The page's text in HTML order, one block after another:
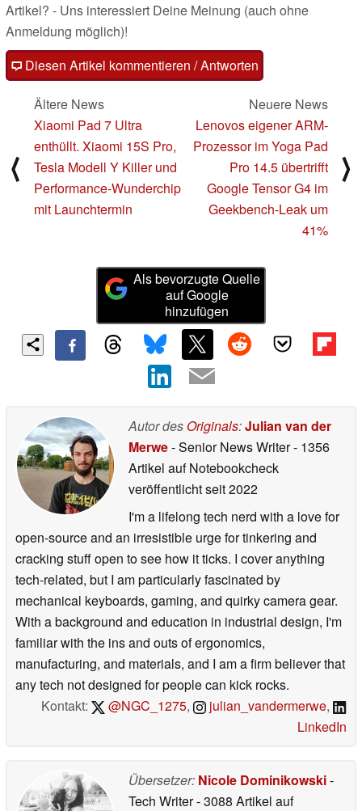
Artikel? - Uns interessiert Deine Meinung (auch ohne
Anmeldung möglich)!
Diesen Artikel kommentieren / Antworten
⟨
Ältere News
Xiaomi Pad 7 Ultra
enthüllt. Xiaomi 15S Pro,
Tesla Modell Y Killer und
Performance-Wunderchip
mit Launchtermin
Neuere News
Lenovos eigener ARM-
Prozessor im Yoga Pad
Pro 14.5 übertrifft
Google Tensor G4 im
Geekbench-Leak um
41%
⟩
Als bevorzugte Quelle
auf Google
hinzufügen
Autor des Originals:Julian van der
Merwe- Senior News Writer- 1356
Artikel auf Notebookcheck
veröffentlichtseit 2022
I'm a lifelong tech nerd with a love for
open-source and an irresistible urge for tinkering and
cracking stuff open to see how it ticks. I cover anything
tech-related, but I am particularly fascinated by
mechanical keyboards, gaming, and quirky camera gear.
With a background and education in industrial design, I'm
familiar with the ins and outs of ergonomics,
manufacturing, and materials, and I am a firm believer that
any tech not designed for people can kick rocks.
Kontakt:
@NGC_1275, julian_vandermerwe,
LinkedIn
Übersetzer: Nicole Dominikowski-
Tech Writer- 3088 Artikel auf